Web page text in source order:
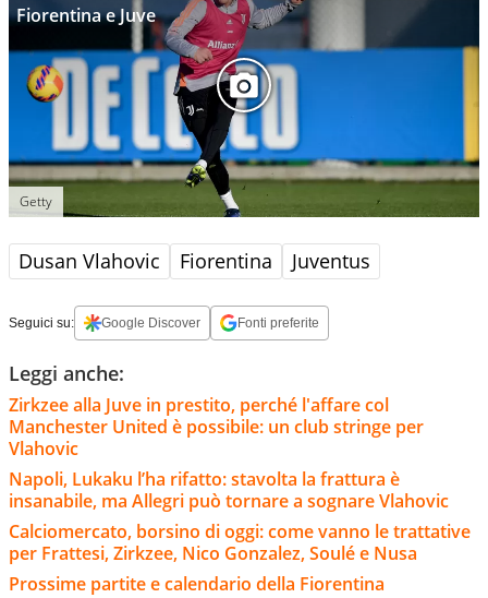
Fiorentina e Juve
Getty
Dusan Vlahovic Fiorentina Juventus
Seguici su: Google Discover Fonti preferite
Leggi anche:
Zirkzee alla Juve in prestito, perché l'affare col
Manchester United è possibile: un club stringe per
Vlahovic
Napoli, Lukaku l’ha rifatto: stavolta la frattura è
insanabile, ma Allegri può tornare a sognare Vlahovic
Calciomercato, borsino di oggi: come vanno le trattative
per Frattesi, Zirkzee, Nico Gonzalez, Soulé e Nusa
Prossime partite e calendario della Fiorentina